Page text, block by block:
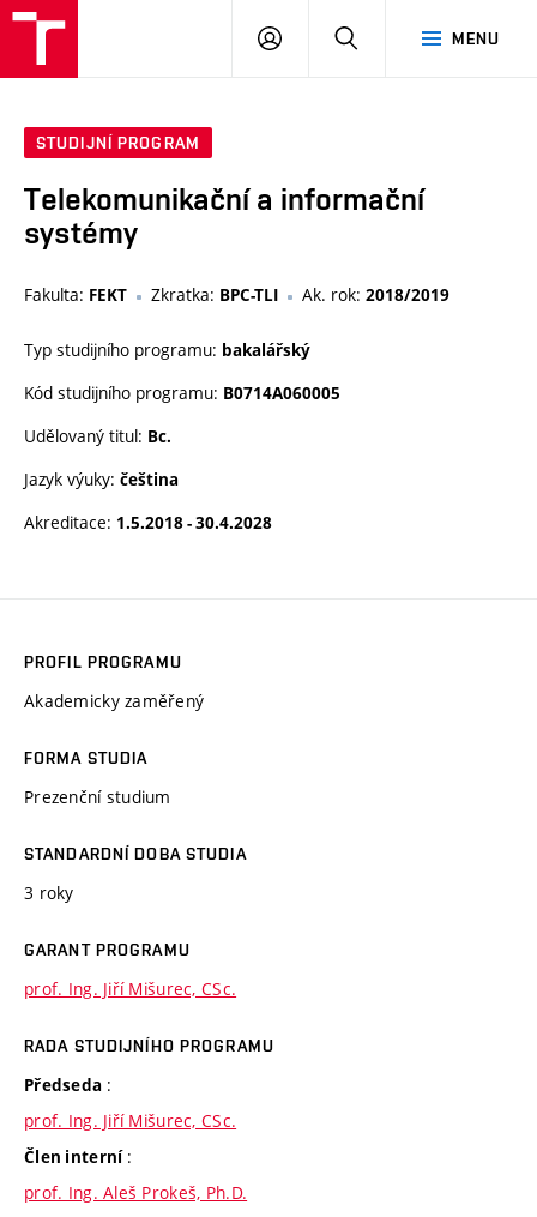
MENU
PŘIHLÁSIT
STUDIJNÍ PROGRAM
Telekomunikační a informační
systémy
Fakulta: FEKT Zkratka: BPC-TLI Ak. rok: 2018/2019
Typ studijního programu: bakalářský
Kód studijního programu: B0714A060005
Udělovaný titul: Bc.
Jazyk výuky: čeština
Akreditace: 1.5.2018 - 30.4.2028
PROFIL PROGRAMU
Akademicky zaměřený
FORMA STUDIA
Prezenční studium
STANDARDNÍ DOBA STUDIA
3 roky
GARANT PROGRAMU
prof. Ing. Jiří Mišurec, CSc.
RADA STUDIJNÍHO PROGRAMU
Předseda :
prof. Ing. Jiří Mišurec, CSc.
Člen interní :
prof. Ing. Aleš Prokeš, Ph.D.